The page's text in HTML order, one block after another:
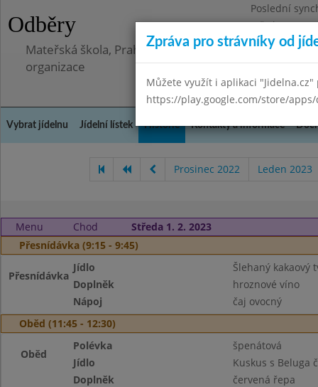
Odběry
Poslední
Středa
Mateřská škola, Praha 5 - Barrandov, Lohniského
organizace
Vybrat jídelnu Jídelní lístek Historie Kontakty a informace
Prosinec 2022 Leden 2023
Menu Chod
Středa 1. 2. 2023
Přesnídávka (9:15 - 9:45)
Přesnídávka
Jídlo
Šlehaný kakaový
Doplněk
hroznové víno
Nápoj
čaj ovocný
Oběd (11:45 - 12:30)
Oběd
Polévka
špenátová
Jídlo
Kuskus s Beluga
Doplněk
červená řepa
Zpráva pro strávníky od
Můžete využít i aplikaci
https://play.google.com/store/